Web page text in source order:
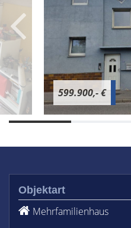
599.900,- €
Objektart
Mehrfamilienhaus